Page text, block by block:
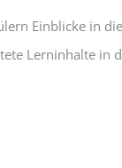
Einblicke in
Lerninhalte in